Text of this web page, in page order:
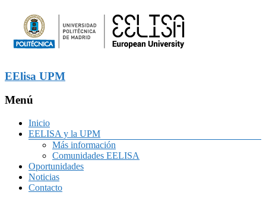
EElisa UPM
Menú
Inicio
EELISA y la UPM
Más información
Comunidades EELISA
Oportunidades
Noticias
Contacto